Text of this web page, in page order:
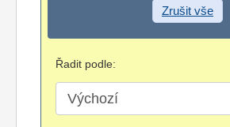
Zrušit vše
Řadit podle: